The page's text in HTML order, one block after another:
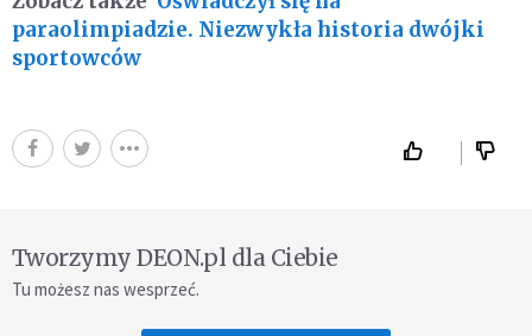
paraolimpiadzie. Niezwykła historia dwójki
sportowców
Tworzymy DEON.pl dla Ciebie
Tu możesz nas wesprzeć.